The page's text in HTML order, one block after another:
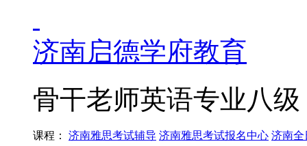
济南启德学府教育
骨干老师英语专业八
课程： 济南雅思考试辅导 济南雅思考试报名中心 济南全